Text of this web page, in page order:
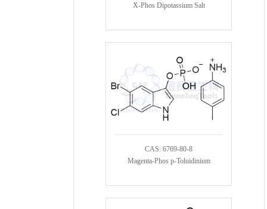
X-Phos Dipotassium Salt
CAS: 6769-80-8
Magenta-Phos p-Toluidinium